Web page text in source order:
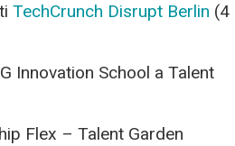
TechCrunch Disrupt Berlin (4
Innovation School a Talent
Flex – Talent Garden